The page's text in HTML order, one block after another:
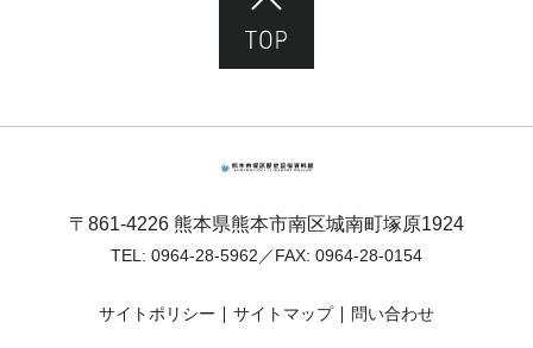
〒861-4226 熊本県熊本市南区城南町塚原1924
TEL: 0964-28-5962 ／FAX: 0964-28-0154
サイトポリシー サイトマップ 問い合わせ